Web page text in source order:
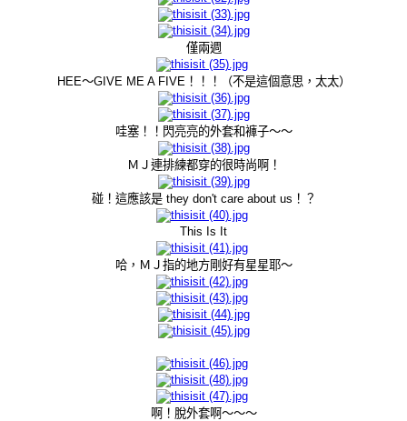
僅兩週
HEE～GIVE ME A FIVE！！！（不是這個意思，太太）
哇塞！！閃亮亮的外套和褲子～～
ＭＪ連排練都穿的很時尚啊！
碰！這應該是 they don't care about us！？
This Is It
哈，ＭＪ指的地方剛好有星星耶～
啊！脫外套啊～～～